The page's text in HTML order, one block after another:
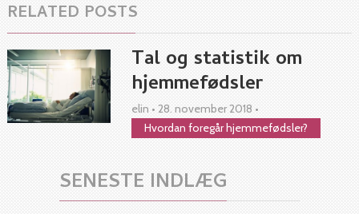
RELATED POSTS
Tal og statistik om
hjemmefødsler
elin • 28. november 2018 •
Hvordan foregår hjemmefødsler?
SENESTE INDLÆG